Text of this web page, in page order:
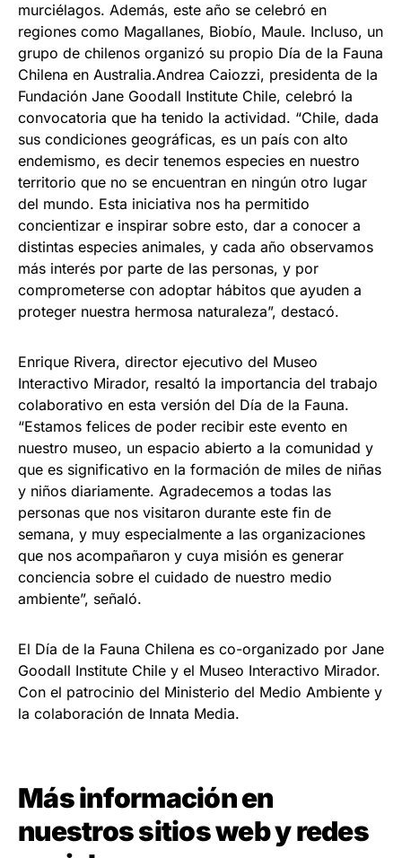
murciélagos. Además, este año se celebró en
regiones como Magallanes, Biobío, Maule. Incluso, un
grupo de chilenos organizó su propio Día de la Fauna
Chilena en Australia.Andrea Caiozzi, presidenta de la
Fundación Jane Goodall Institute Chile, celebró la
convocatoria que ha tenido la actividad. “Chile, dada
sus condiciones geográficas, es un país con alto
endemismo, es decir tenemos especies en nuestro
territorio que no se encuentran en ningún otro lugar
del mundo. Esta iniciativa nos ha permitido
concientizar e inspirar sobre esto, dar a conocer a
distintas especies animales, y cada año observamos
más interés por parte de las personas, y por
comprometerse con adoptar hábitos que ayuden a
proteger nuestra hermosa naturaleza”, destacó.
Enrique Rivera, director ejecutivo del Museo
Interactivo Mirador, resaltó la importancia del trabajo
colaborativo en esta versión del Día de la Fauna.
“Estamos felices de poder recibir este evento en
nuestro museo, un espacio abierto a la comunidad y
que es significativo en la formación de miles de niñas
y niños diariamente. Agradecemos a todas las
personas que nos visitaron durante este fin de
semana, y muy especialmente a las organizaciones
que nos acompañaron y cuya misión es generar
conciencia sobre el cuidado de nuestro medio
ambiente”, señaló.
El Día de la Fauna Chilena es co-organizado por Jane
Goodall Institute Chile y el Museo Interactivo Mirador.
Con el patrocinio del Ministerio del Medio Ambiente y
la colaboración de Innata Media.
Más información en
nuestros sitios web y redes